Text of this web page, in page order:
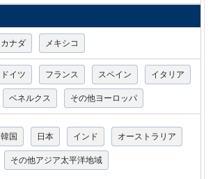
カナダ メキシコ
ドイツ フランス スペイン
イタリア
ベネルクス その他ヨーロッパ
韓国 日本 インド
オーストラリア
その他アジア太平洋地域